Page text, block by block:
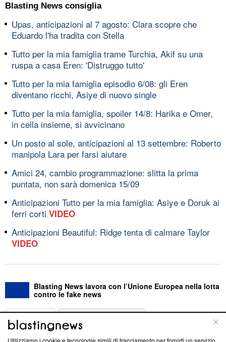
Blasting News consiglia
Upas, anticipazioni al 7 agosto: Clara scopre che
Eduardo l'ha tradita con Stella
Tutto per la mia famiglia trame Turchia, Akif su una
ruspa a casa Eren: 'Distruggo tutto'
Tutto per la mia famiglia episodio 6/08: gli Eren
diventano ricchi, Asiye di nuovo single
Tutto per la mia famiglia, spoiler 14/8: Harika e Omer,
in cella insieme, si avvicinano
Un posto al sole, anticipazioni al 13 settembre: Roberto
manipola Lara per farsi aiutare
Amici 24, cambio programmazione: slitta la prima
puntata, non sarà domenica 15/09
Anticipazioni Tutto per la mia famiglia: Asiye e Doruk ai
ferri corti VIDEO
Anticipazioni Beautiful: Ridge tenta di calmare Taylor
VIDEO
Blasting News lavora con l’Unione Europea nella lotta
contro le fake news
ABOUT
Utilizziamo i cookie e tecnologie simili di tracciamento per fornirti un servizio